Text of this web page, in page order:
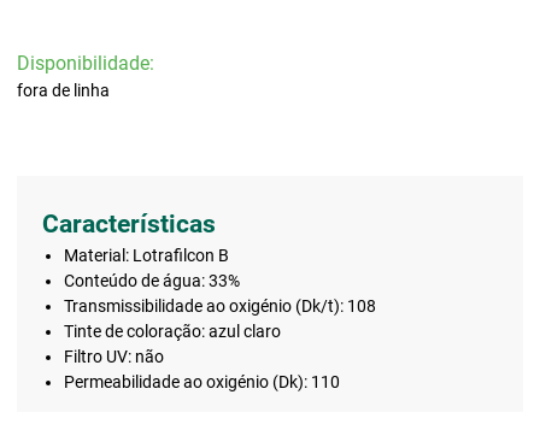
Disponibilidade:
fora de linha
Características
Material: Lotrafilcon B
Conteúdo de água: 33%
Transmissibilidade ao oxigénio (Dk/t): 108
Tinte de coloração: azul claro
Filtro UV: não
Permeabilidade ao oxigénio (Dk): 110